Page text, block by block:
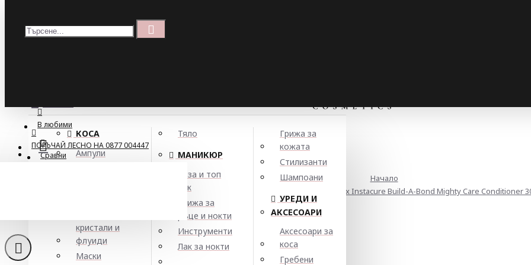
Кошница
В любими
Сравни
КОСА
Ампули
кристали и
флуиди
Маски
Тяло
МАНИКЮР
База и топ
лак
Грижа за
ръце и нокти
Инструменти
Лак за нокти
Грижа за
кожата
Стилизанти
Шампоани
УРЕДИ И
АКСЕСОАРИ
Аксесоари за
коса
Гребени
ПОРЪЧАЙ ЛЕСНО НА 0877 004447
Начало
Балсам за увредена коса Matrix Instacure Build-A-Bond Mighty Care Conditioner​